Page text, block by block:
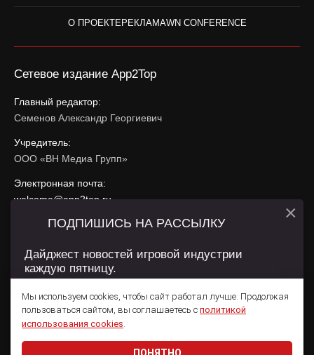
О ПРОЕКТЕРЕКЛАМАWN CONFERENCE
Сетевое издание App2Top
Главный редактор:
Семенов Александр Георгиевич
Учредитель:
ООО «ВН Медиа Групп»
Электронная почта:
welcome@app2top.ru
При использовании материалов активная ссылка на
Сайт использует IP адреса, cookie, данные геолокации
использования содержатся вПолитике конфиденциальностии
Пользовательском соглашении .
Мы используем cookies, чтобы сайт работал лучше. Продолжая
пользоваться сайтом, вы соглашаетесь с политикой
использования cookies.
ПОДПИШИСЬ НА РАССЫЛКУ
Дайджест новостей игровой индустрии
каждую пятницу.
×